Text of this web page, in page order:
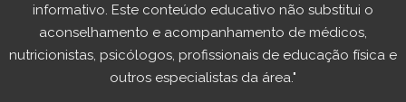
informativo. Este conteúdo educativo não substitui o
aconselhamento e acompanhamento de médicos,
nutricionistas, psicólogos, profissionais de educação física e
outros especialistas da área."